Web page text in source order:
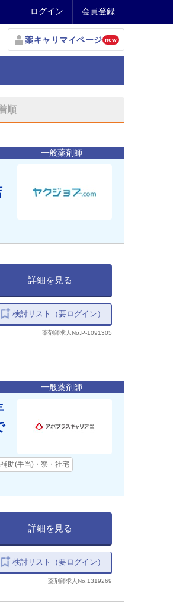
ログイン 会員登録
薬キャリマイページ new
順
一般薬剤師
詳細を見る
検討リスト（要ログイン）
薬剤師求人No.P-1091305
一般薬剤師
助(手当)・寮・社宅
詳細を見る
検討リスト（要ログイン）
薬剤師求人No.1319269